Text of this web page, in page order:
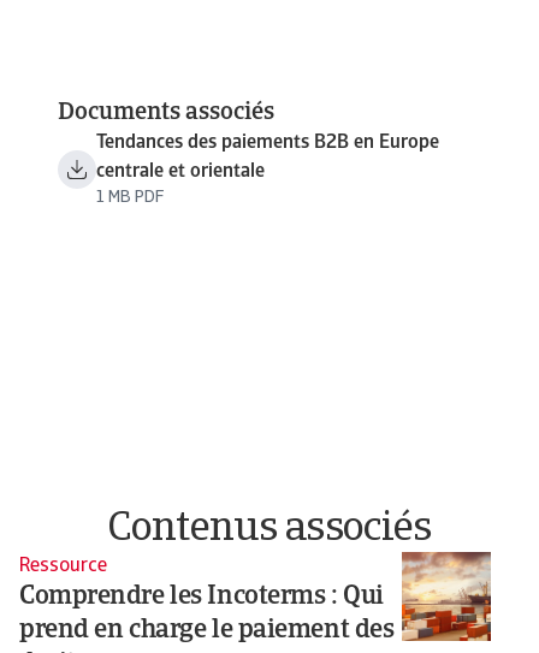
Documents associés
Tendances des paiements B2B en Europe
centrale et orientale
1 MB PDF
Contenus associés
Ressource
Comprendre les Incoterms : Qui
prend en charge le paiement des